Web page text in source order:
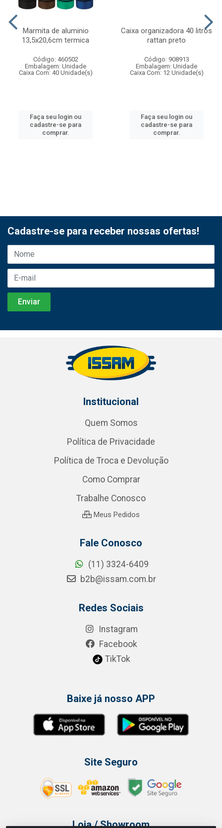
Marmita de aluminio
13,5x20,6cm termica
Código: 460502
Embalagem: Unidade
Caixa Com: 40 Unidade(s)
Faça seu login ou
cadastre-se para
comprar.
Caixa organizadora 40 litros
rattan preto
Código: 908913
Embalagem: Unidade
Caixa Com: 12 Unidade(s)
Faça seu login ou
cadastre-se para
comprar.
Cadastre-se para receber nossas ofertas!
Institucional
Quem Somos
Política de Privacidade
Política de Troca e Devolução
Como Comprar
Trabalhe Conosco
Meus Pedidos
Fale Conosco
(11) 3324-6409
b2b@issam.com.br
Redes Sociais
Instagram
Facebook
TikTok
Baixe já nosso APP
Site Seguro
Loja / Showroom